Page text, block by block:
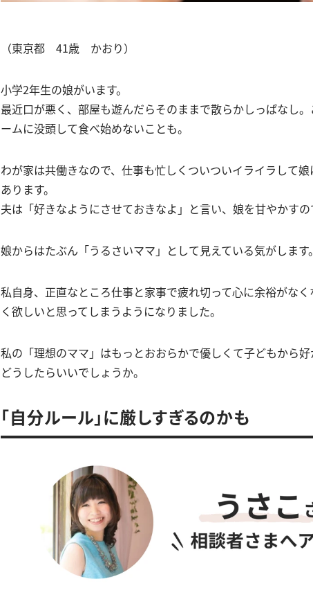
（東京都 41歳 かおり）
小学2年生の娘がいます。
最近口が悪く、部屋も遊んだらそのままで散らかしっぱなし
ームに没頭して食べ始めないことも。
わが家は共働きなので、仕事も忙しくついついイライラして
あります。
夫は「好きなようにさせておきなよ」と言い、娘を甘やかすの
娘からはたぶん「うるさいママ」として見えている気がします。
私自身、正直なところ仕事と家事で疲れ切って心に余裕がな
く欲しいと思ってしまうようになりました。
私の「理想のママ」はもっとおおらかで優しくて子どもから好
どうしたらいいでしょうか。
「自分ルール」に厳しすぎるのかも